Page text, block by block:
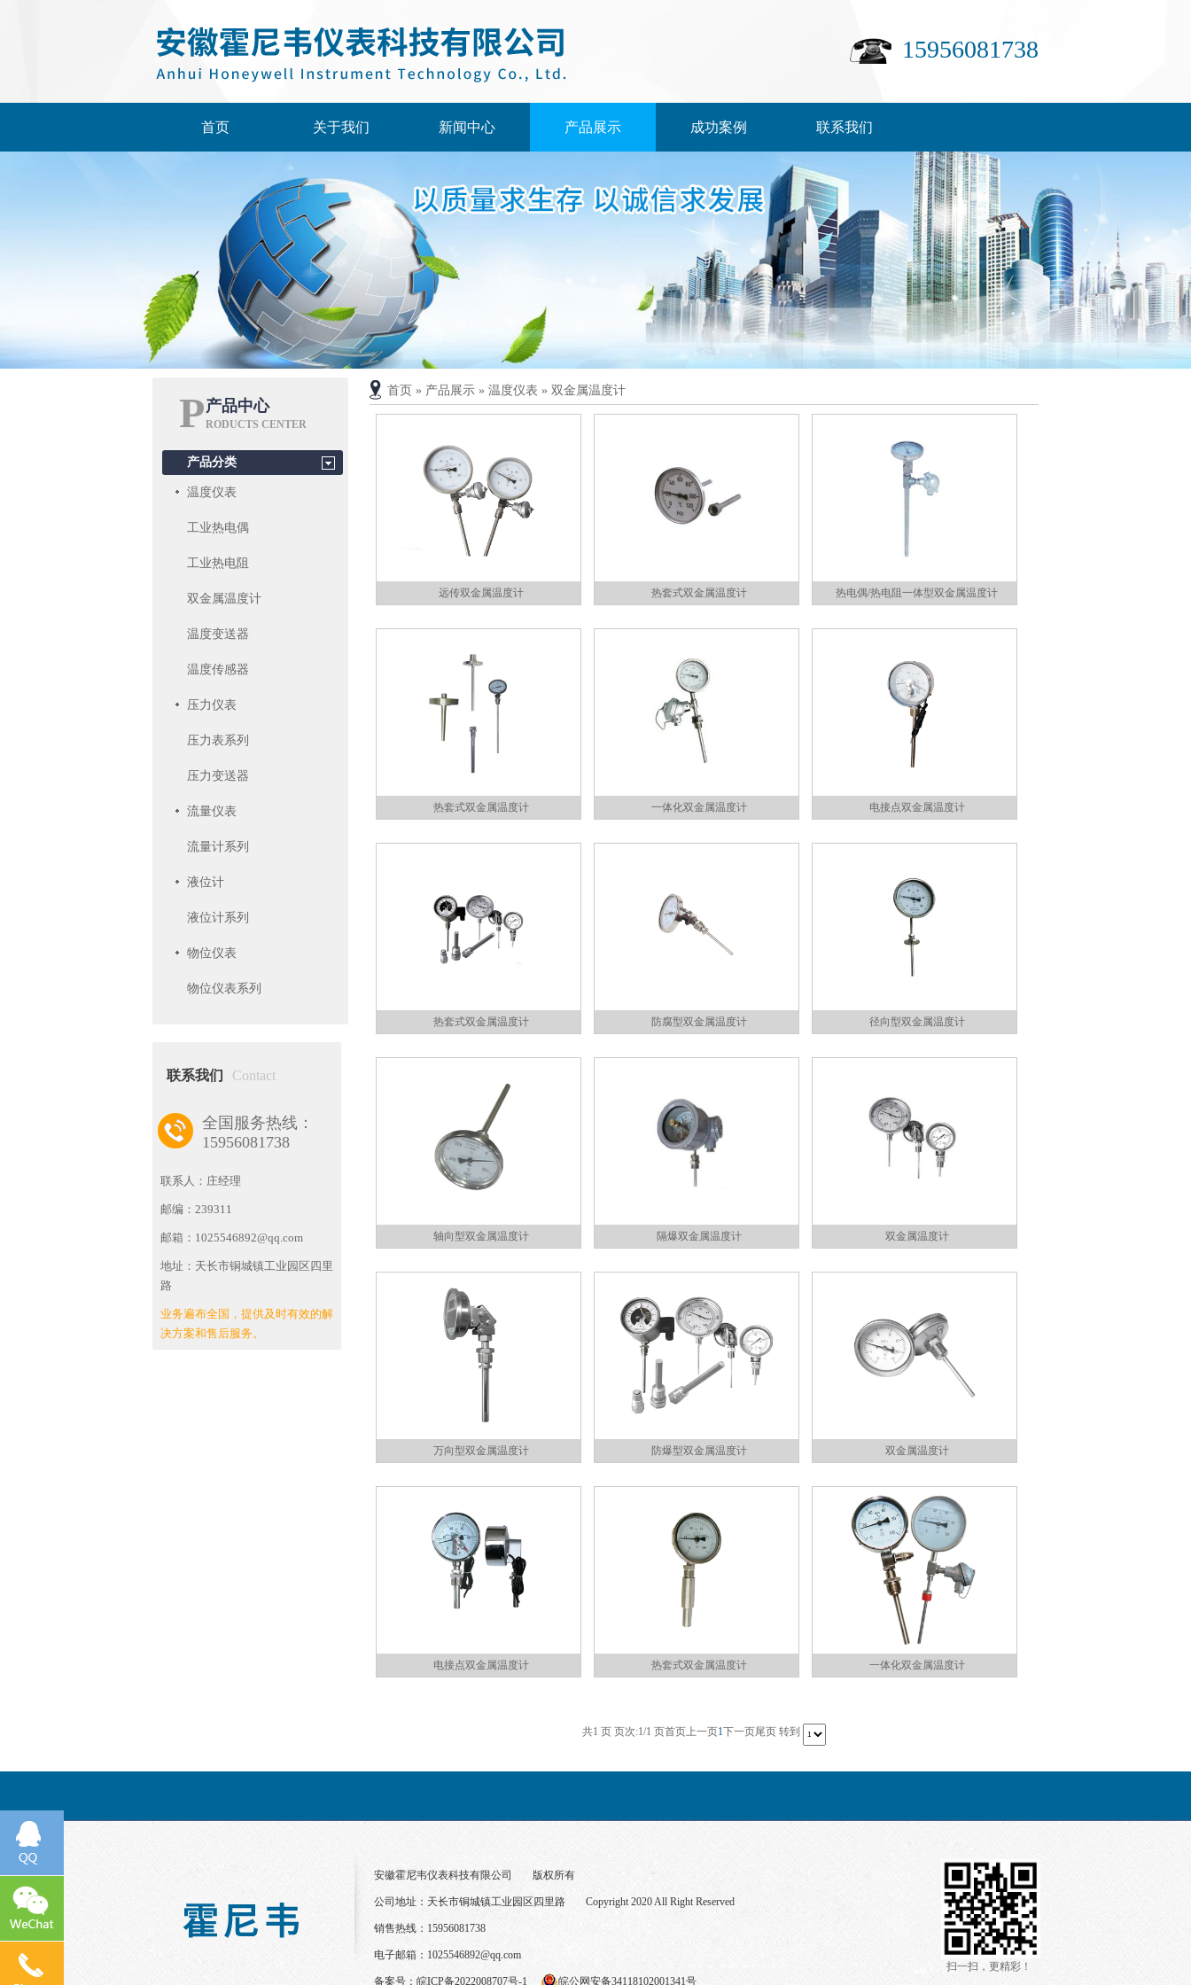
15956081738
首页 关于我们 新闻中心 产品展示 成功案例 联系我们
P产品中心
RODUCTS CENTER
产品分类
温度仪表
工业热电偶
工业热电阻
双金属温度计
温度变送器
温度传感器
压力仪表
压力表系列
压力变送器
流量仪表
流量计系列
液位计
液位计系列
物位仪表
物位仪表系列
联系我们 Contact
全国服务热线：
15956081738
联系人：庄经理
邮编：239311
邮箱：1025546892@qq.com
地址：天长市铜城镇工业园区四里
路
业务遍布全国，提供及时有效的解
决方案和售后服务。
首页 » 产品展示 » 温度仪表 » 双金属温度计
远传双金属温度计 热套式双金属温度计 热电偶/热电阻一体型双金属温度计
热套式双金属温度计 一体化双金属温度计 电接点双金属温度计
热套式双金属温度计 防腐型双金属温度计 径向型双金属温度计
轴向型双金属温度计 隔爆双金属温度计 双金属温度计
万向型双金属温度计 防爆型双金属温度计 双金属温度计
电接点双金属温度计 热套式双金属温度计 一体化双金属温度计
共1 页 页次:1/1 页首页上一页1下一页尾页 转到
安徽霍尼韦仪表科技有限公司 版权所有
公司地址：天长市铜城镇工业园区四里路 Copyright 2020 All Right Reserved
销售热线：15956081738
电子邮箱： 1025546892@qq.com
备案号： 皖ICP备2022008707号-1 皖公网安备34118102001341号
扫一扫，更精彩！